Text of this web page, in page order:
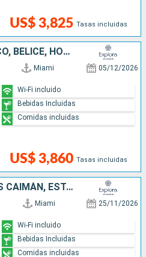
US$ 3,825 Tasas incluidas
ESTADOS UNIDOS, MÉXICO, BELICE, HONDURAS
Miami 05/12/2026
US$ 3,860 Tasas incluidas
Wi-Fi incluido
Bebidas Incluidas
Comidas incluidas
ARUBA, COLOMBIA, ISLAS CAIMÁN, ESTADOS UNIDOS
Miami 25/11/2026
Wi-Fi incluido
Bebidas Incluidas
Comidas incluidas